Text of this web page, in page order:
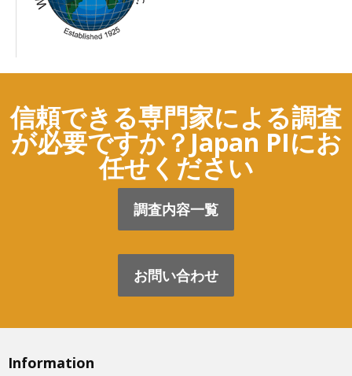
信頼できる専門家による調査
が必要ですか？Japan PIにお
任せください
調査内容一覧
お問い合わせ
Information